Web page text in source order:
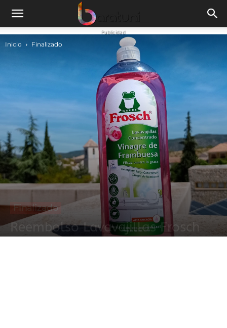
Publicidad
Inicio Finalizado
Finalizado
Reembolso Lavavajillas Frosch